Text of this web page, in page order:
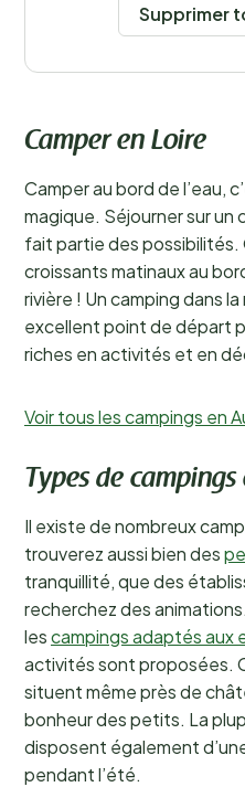
Supprimer
Camper en Loire
Camper au bord de l’eau,
magique. Séjourner sur un
fait partie des possibilités.
croissants matinaux au
rivière ! Un camping dans
excellent point de départ
riches en activités et en
Voir tous les campings en
Types de campings
Il existe de nombreux
trouverez aussi bien des
tranquillité, que des
recherchez des
lescampings adaptés aux
activités sont proposées.
situent même près de
bonheur des petits. La
disposent également
pendant l’été.